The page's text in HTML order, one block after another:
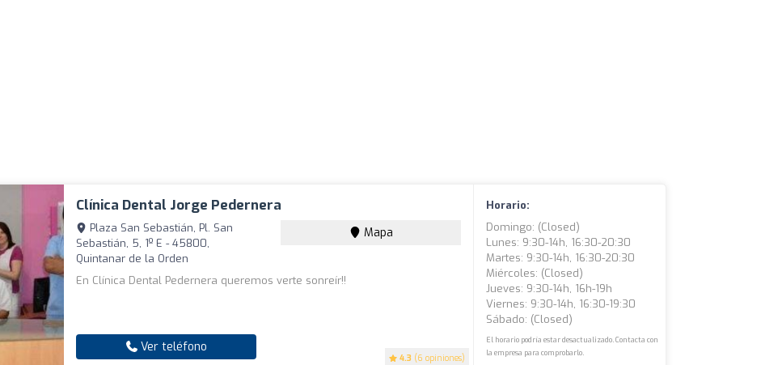
Clínica Dental Jorge Pedernera
4.3 (6 opiniones)
Plaza San Sebastián, Pl. San
Sebastián, 5, 1º E - 45800,
Quintanar de la Orden
Mapa
En Clínica Dental Pedernera queremos verte sonreír!!
Ver teléfono
Horario:
Domingo: (closed)
Lunes: 9:30-14h, 16:30-20:30
Martes: 9:30-14h, 16:30-20:30
Miércoles: (closed)
Jueves: 9:30-14h, 16h-19h
Viernes: 9:30-14h, 16:30-19:30
Sábado: (closed)
El horario podría estar desactualizado. Contacta con
la empresa para comprobarlo.